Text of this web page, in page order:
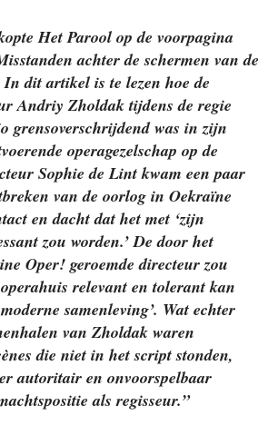
Het Parool op de voorpagina
achter de schermen van de
dit artikel is te lezen hoe de
Andriy Zholdak tijdens de regie
grensoverschrijdend was in zijn
operagezelschap op de
Sophie de Lint kwam een paar
van de oorlog in Oekraïne
en dacht dat het met ‘zijn
zou worden.’ De door het
Oper! geroemde directeur zou
relevant en tolerant kan
samenleving’. Wat echter
van Zholdak waren
die niet in het script stonden,
autoritair en onvoorspelbaar
als regisseur.”